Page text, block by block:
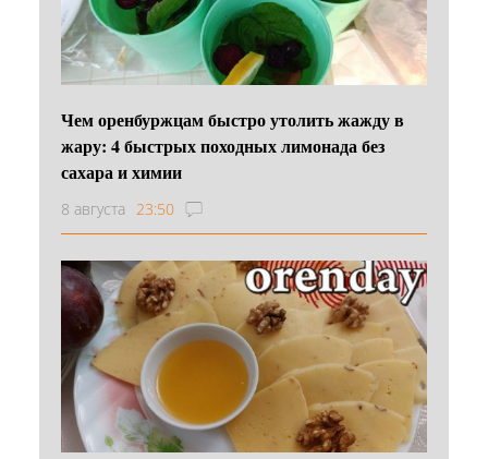
Чем оренбуржцам быстро утолить жажду в
жару: 4 быстрых походных лимонада без
сахара и химии
8 августа 23:50